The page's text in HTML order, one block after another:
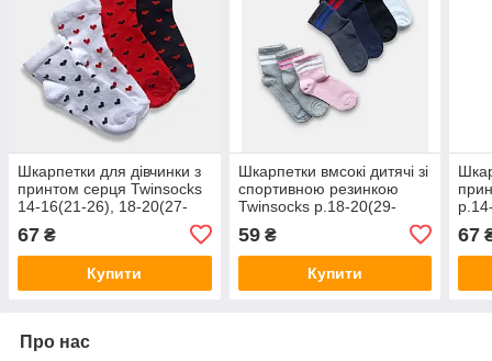
Шкарпетки для дівчинки з
принтом серця Twinsocks
14-16(21-26), 18-20(27-
32), 22-24(33-37) білі, сірі,
рожеві
67 ₴
Купити
Шкарпетки вмсокі дитячі зі
спортивною резинкою
Twinsocks р.18-20(29-
31),22-24(34-37) чорний,
сірий, рожевий
59₴
Купити
67
Про нас